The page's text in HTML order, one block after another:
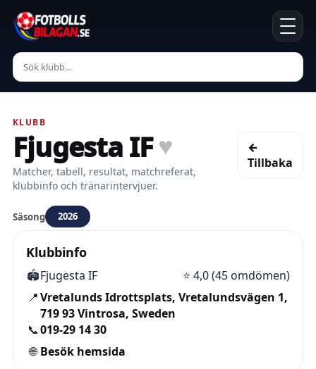
KLUBB
Fjugesta IF ♥
Matcher, tabell, resultat, matchreferat,
klubbinfo och tränarintervjuer.
←
Tillbaka
Säsong 2026
Klubbinfo
🏟️Fjugesta IF ⭐ 4,0 (45 omdömen)
📍Vretalunds Idrottsplats, Vretalundsvägen 1,
719 93 Vintrosa, Sweden
📞019-29 14 30
🌐 Besök hemsida